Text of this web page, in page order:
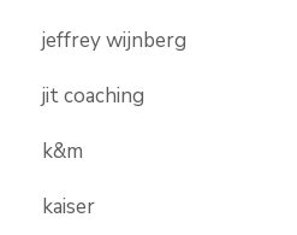
jeffrey wijnberg
jit coaching
k&m
kaiser